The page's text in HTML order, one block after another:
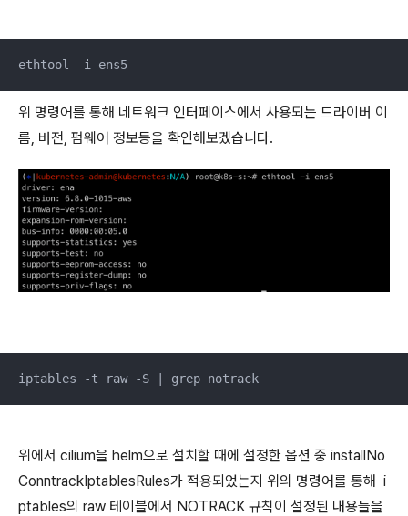
ethtool -i ens5
위 명령어를 통해 네트워크 인터페이스에서 사용되는 드라이버 이
름, 버전, 펌웨어 정보등을 확인해보겠습니다.
iptables -t raw -S | grep notrack
위에서 cilium을 helm으로 설치할 때에 설정한 옵션 중 installNo
ConntrackIptablesRules가 적용되었는지 위의 명령어를 통해 i
ptables의 raw 테이블에서 NOTRACK 규칙이 설정된 내용들을